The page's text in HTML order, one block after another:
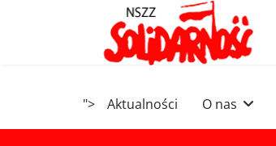
"> Aktualności O nas